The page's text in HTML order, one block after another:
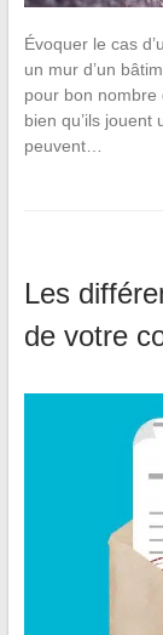
Évoquer le cas
un mur d’un
pour bon nombre
bien qu’ils jouent
peuvent…
Les
de votre